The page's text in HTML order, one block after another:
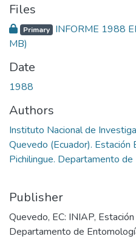
Files
Primary INFORME 1988
MB)
Date
1988
Authors
Instituto Nacional de
Quevedo (Ecuador). Estación
Pichilingue. Departamento
Publisher
Quevedo, EC: INIAP,
Departamento de